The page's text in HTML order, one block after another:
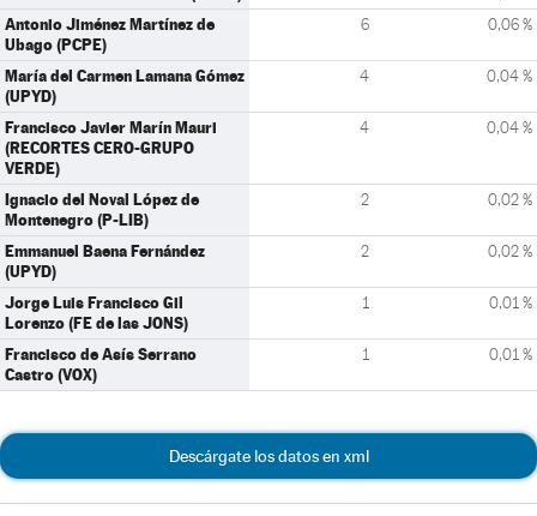
Antonio Jiménez Martínez de
Ubago (PCPE)
6 0,06 %
María del Carmen Lamana Gómez
(UPYD)
4 0,04 %
Francisco Javier Marín Mauri
(RECORTES CERO-GRUPO
VERDE)
4 0,04 %
Ignacio del Noval López de
Montenegro (P-LIB)
2 0,02 %
Emmanuel Baena Fernández
(UPYD)
2 0,02 %
Jorge Luis Francisco Gil
Lorenzo (FE de las JONS)
1 0,01 %
Francisco de Asís Serrano
Castro (VOX)
1 0,01 %
Descárgate los datos en xml